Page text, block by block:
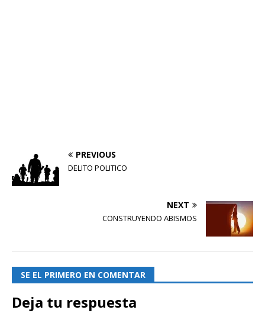
PREVIOUS
DELITO POLITICO
NEXT
CONSTRUYENDO ABISMOS
SE EL PRIMERO EN COMENTAR
Deja tu respuesta